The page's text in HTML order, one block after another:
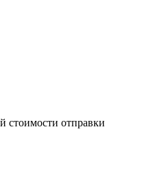
стоимости отправки